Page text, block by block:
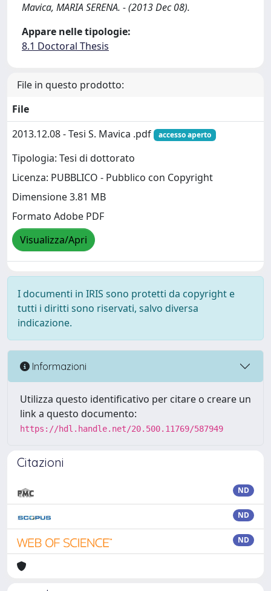
Mavica, MARIA SERENA. - (2013 Dec 08).
Appare nelle tipologie:
8.1 Doctoral Thesis
File in questo prodotto:
File
2013.12.08 - Tesi S. Mavica .pdf
accesso aperto
Tipologia: Tesi di dottorato
Licenza: PUBBLICO - Pubblico con Copyright
Dimensione 3.81 MB
Formato Adobe PDF
Visualizza/Apri
I documenti in IRIS sono protetti da copyright e
tutti i diritti sono riservati, salvo diversa
indicazione.
Informazioni
Utilizza questo identificativo per citare o creare un
link a questo documento:
https://hdl.handle.net/20.500.11769/587949
Citazioni
ND
ND
ND